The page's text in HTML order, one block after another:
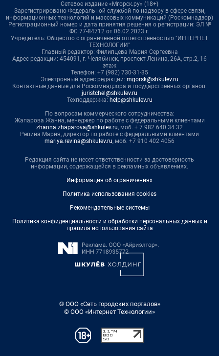
Сетевое издание «Мгорск.ру» (18+)
Зарегистрировано Федеральной службой по надзору в сфере связи,
информационных технологий и массовых коммуникаций (Роскомнадзор)
Регистрационный номер и дата принятия решения о регистрации: ЭЛ №
ФС 77-84712 от 06.02.2023 г.
Учредитель: Общество с ограниченной ответственностью "ИНТЕРНЕТ
ТЕХНОЛОГИИ"
Главный редактор: Филипцева Мария Сергеевна
Адрес редакции: 454091, г. Челябинск, проспект Ленина, 26А, стр.2, 16
этаж
Телефон: +7 (982) 730-31-35
Электронный адрес редакции: mgorsk@shkulev.ru
Контактные данные для Роскомнадзора и государственных органов:
juristchel@shkulev.ru
Техподдержка: help@shkulev.ru
По вопросам коммерческого сотрудничества:
Жапарова Жанна, менеджер по работе с федеральными клиентами
zhanna.zhaparova@shkulev.ru, моб. + 7 982 640 34 32
Ревина Мария, директор по работе с федеральными клиентами
mariya.revina@shkulev.ru, моб. +7 910 402 4056
Редакция сайта не несет ответственности за достоверность
информации, содержащейся в рекламных объявлениях.
Информация об ограничениях
Политика использования cookies
Рекомендательные системы
Политика конфиденциальности и обработки персональных данных и
правила использования сайта
© ООО «Сеть городских порталов»
© ООО «Интернет Технологии»